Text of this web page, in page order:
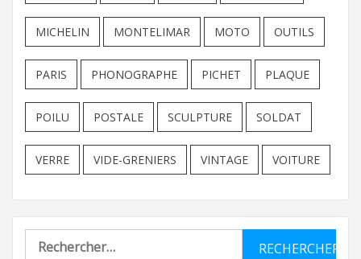
MICHELIN MONTELIMAR MOTO OUTILS
PARIS PHONOGRAPHE PICHET PLAQUE
POILU POSTALE SCULPTURE SOLDAT
VERRE VIDE-GRENIERS VINTAGE VOITURE
Rechercher :